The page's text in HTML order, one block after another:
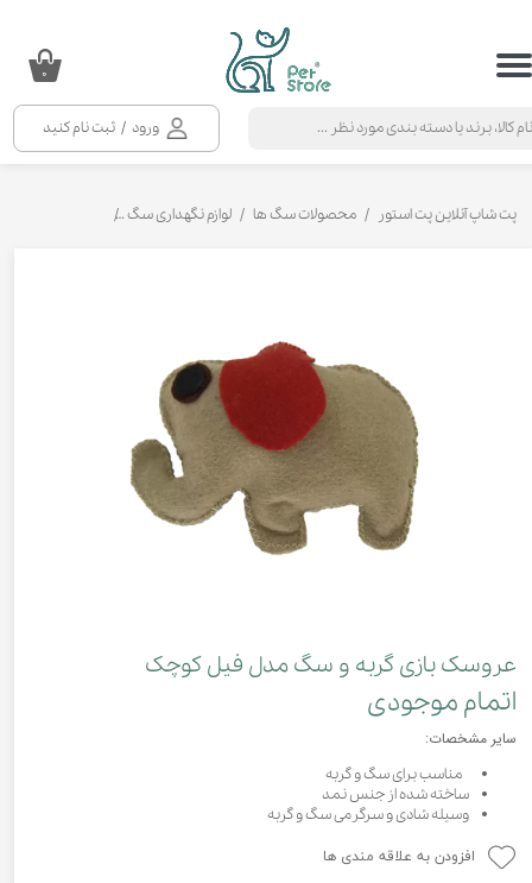
ورود / ثبت نام کنید
حساب کاربری من
خروج از حساب کاربری
۰
پت شاپ آنلاین پت استور محصولات سگ ها لوازم نگهداری سگ
عروسک بازی گربه و سگ مدل فیل کوچک
اتمام موجودی
سایر مشخصات:
مناسب برای سگ و گربه
ساخته شده از جنس نمد
وسیله شادی و سرگرمی سگ و گربه
افزودن به علاقه مندی ها